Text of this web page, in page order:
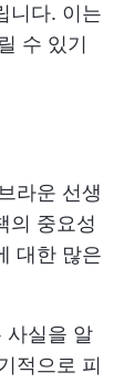
니다. 이는
수 있기
라운 선생
의 중요성
대한 많은
사실을 알
적으로 피